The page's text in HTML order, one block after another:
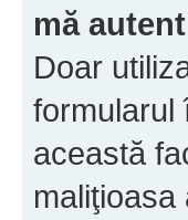
mă
Doar
formularul
această
maliţioasa